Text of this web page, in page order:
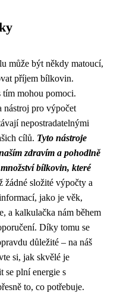
může být někdy matoucí,
příjem bílkovin.
tím mohou pomoci.
nástroj pro výpočet
nepostradatelnými
cílů. Tyto nástroje
zdravím a pohodlně
bílkovin, které
žádné složité výpočty a
jako je věk,
a kalkulačka nám během
Díky tomu se
důležité – na náš
si, jak skvělé je
se plní energie s
to, co potřebuje.